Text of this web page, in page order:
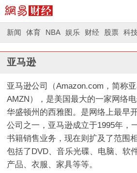
新闻 体育 NBA 娱乐 财经 股票 科技
亚马逊
亚马逊公司（Amazon.com，简称
AMZN），是美国最大的一家网络
华盛顿州的西雅图。是网络上最早
公司之一，亚马逊成立于1995年，
书籍销售业务，现在则扩及了范围
包括了DVD、音乐光碟、电脑、软
产品、衣服、家具等等。